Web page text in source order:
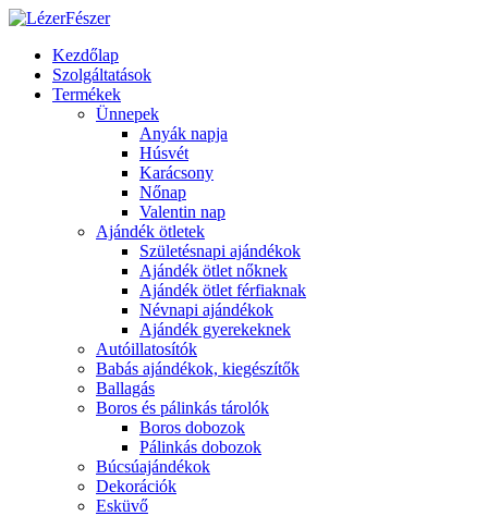
Kezdőlap
Szolgáltatások
Termékek
Ünnepek
Anyák napja
Húsvét
Karácsony
Nőnap
Valentin nap
Ajándék ötletek
Születésnapi ajándékok
Ajándék ötlet nőknek
Ajándék ötlet férfiaknak
Névnapi ajándékok
Ajándék gyerekeknek
Autóillatosítók
Babás ajándékok, kiegészítők
Ballagás
Boros és pálinkás tárolók
Boros dobozok
Pálinkás dobozok
Búcsúajándékok
Dekorációk
Esküvő